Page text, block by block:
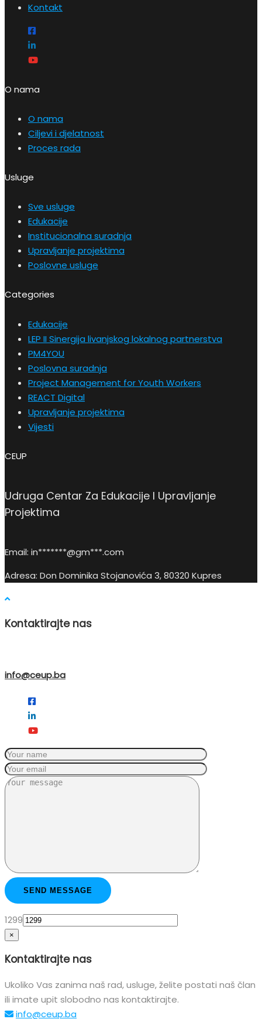
Kontakt
O nama
O nama
Ciljevi i djelatnost
Proces rada
Usluge
Sve usluge
Edukacije
Institucionalna suradnja
Upravljanje projektima
Poslovne usluge
Categories
Edukacije
LEP II Sinergija livanjskog lokalnog partnerstva
PM4YOU
Poslovna suradnja
Project Management for Youth Workers
REACT Digital
Upravljanje projektima
Vijesti
CEUP
Udruga Centar Za Edukacije I Upravljanje
Projektima
Email: in*******@gm***.com
Adresa: Don Dominika Stojanovića 3, 80320 Kupres
Kontaktirajte nas
info@ceup.ba
1299
×
Kontaktirajte nas
Ukoliko Vas zanima naš rad, usluge, želite postati naš član
ili imate upit slobodno nas kontaktirajte.
info@ceup.ba